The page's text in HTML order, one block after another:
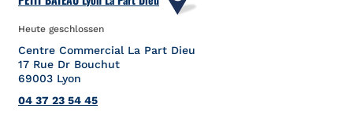
Heute geschlossen
Centre Commercial La Part Dieu
17 Rue Dr Bouchut
69003 Lyon
04 37 23 54 45